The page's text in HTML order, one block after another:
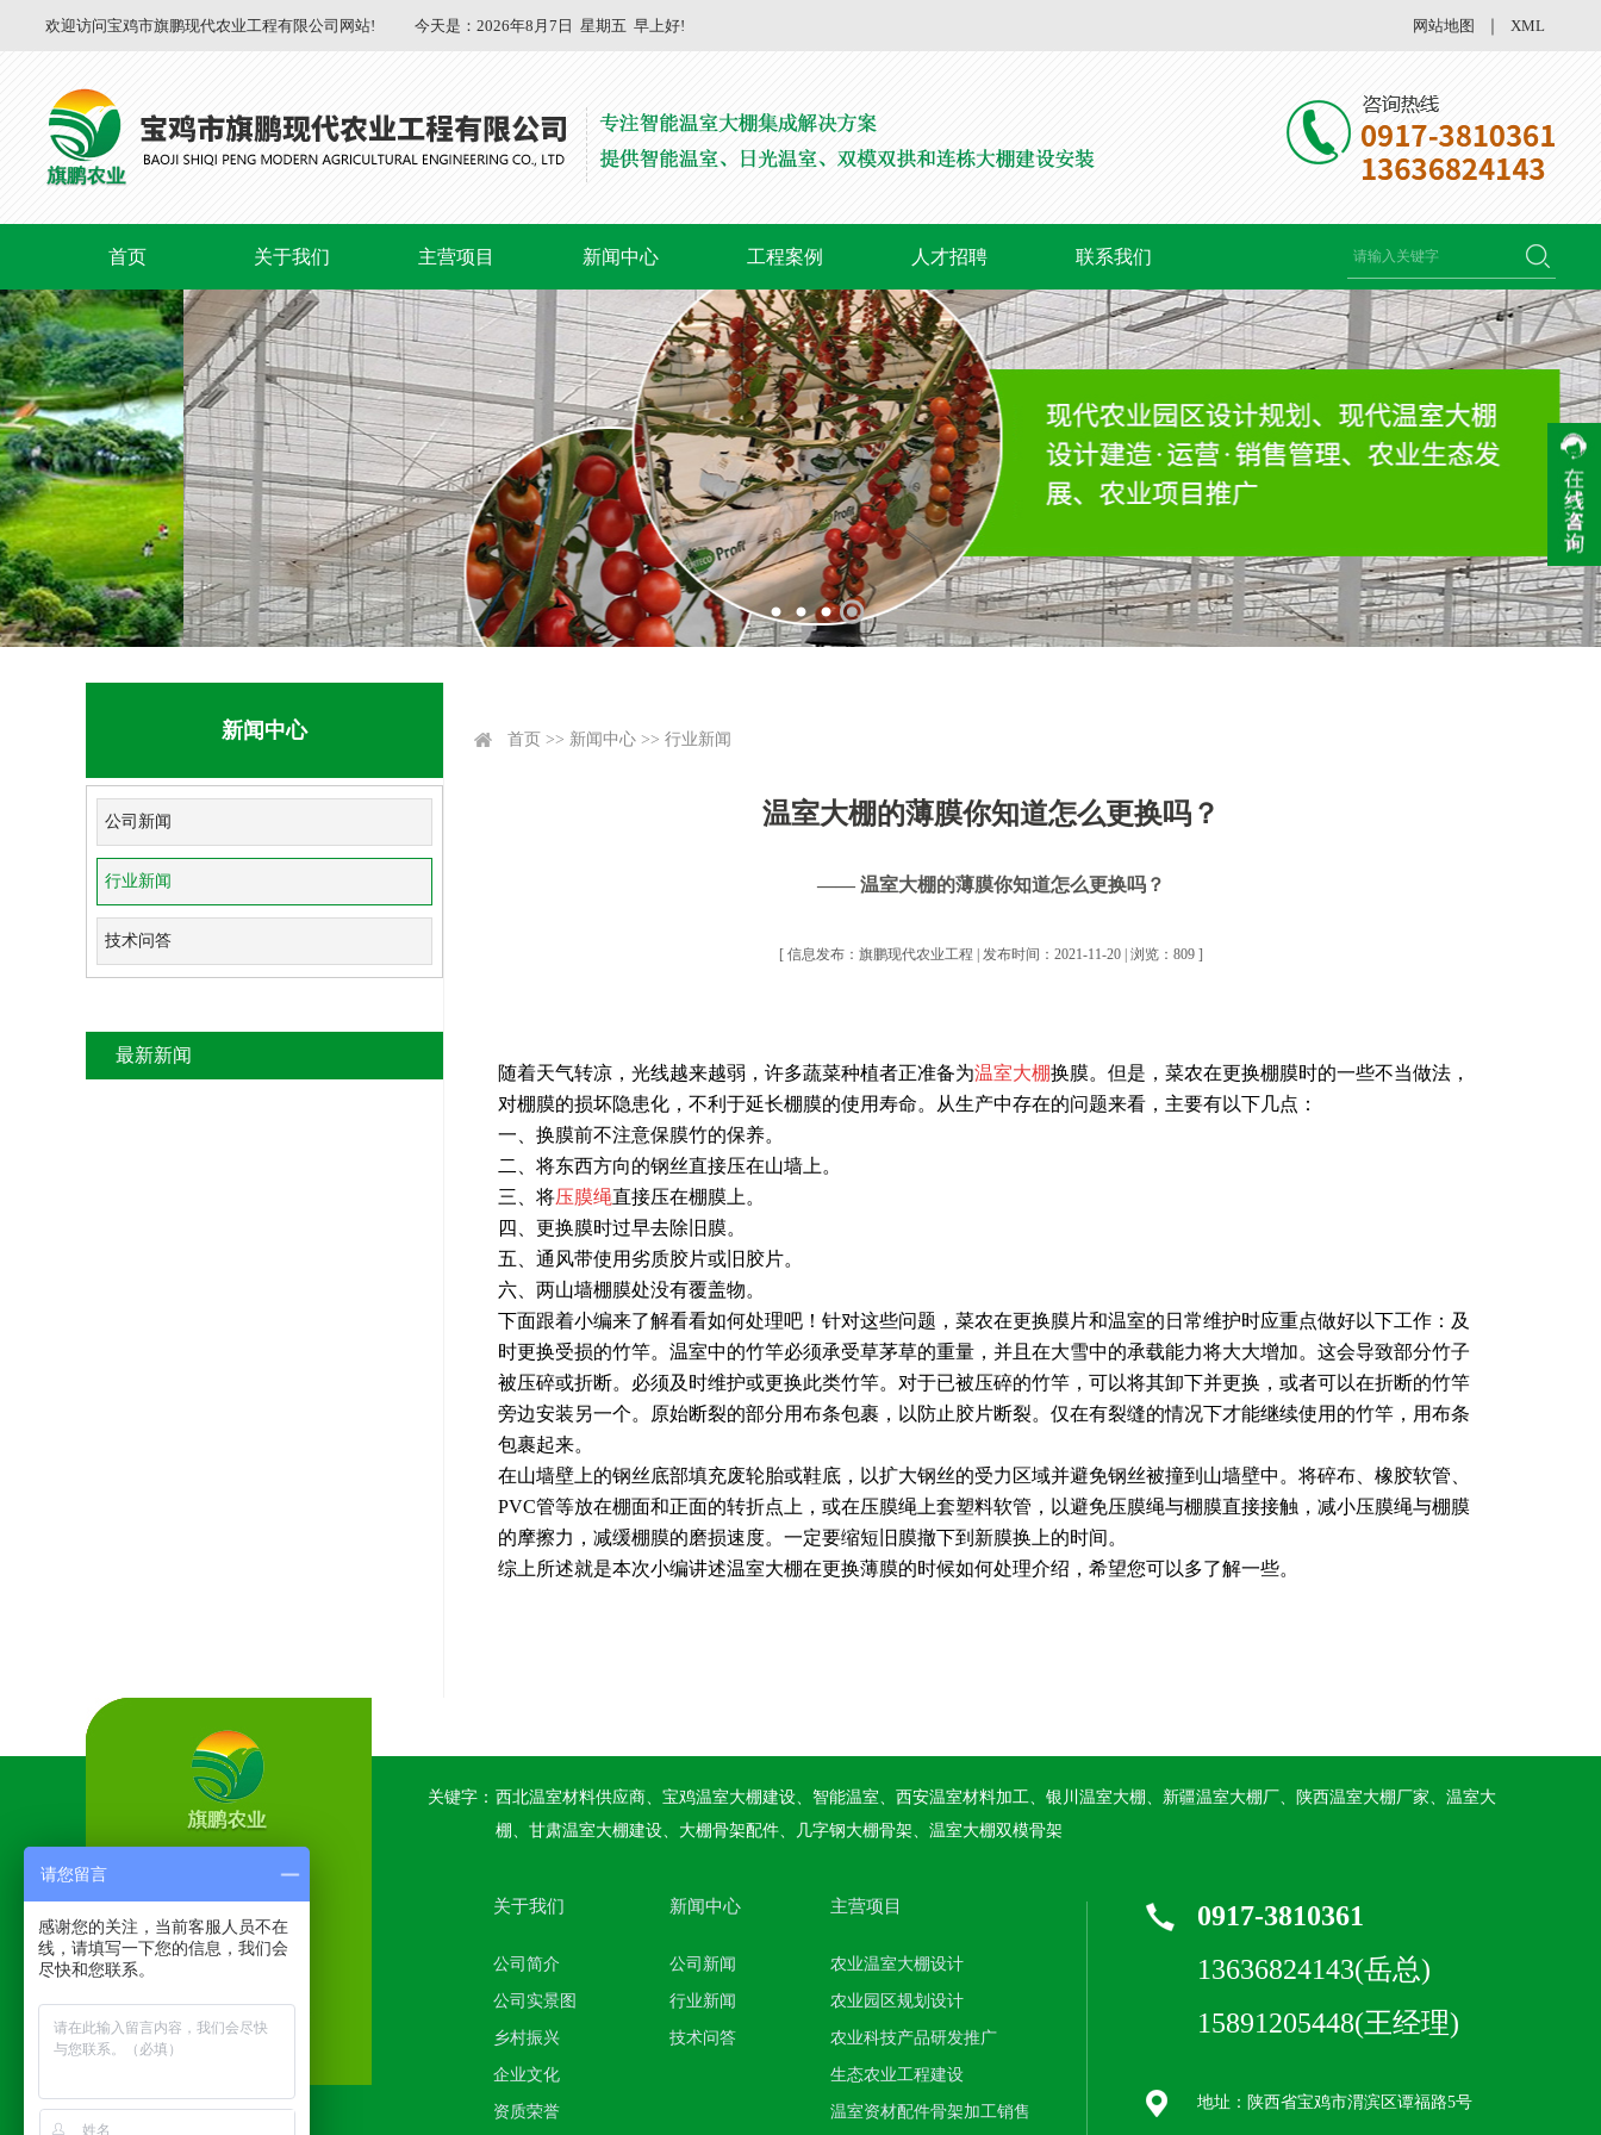
欢迎访问宝鸡市旗鹏现代农业工程有限公司网站! 今天是： 2026年8月7日 星期五 早上好! 网站地图 XML
首页 关于我们 主营项目 新闻中心 工程案例 人才招聘 联系我们
新闻中心
公司新闻
行业新闻
技术问答
最新新闻
首页 >> 新闻中心 >> 行业新闻
温室大棚的薄膜你知道怎么更换吗？
—— 温室大棚的薄膜你知道怎么更换吗？
[ 信息发布：旗鹏现代农业工程 | 发布时间：2021-11-20 | 浏览：809 ]
随着天气转凉，光线越来越弱，许多蔬菜种植者正准备为温室大棚换膜。但是，菜农在更换棚膜时的一些不当做法，
对棚膜的损坏隐患化，不利于延长棚膜的使用寿命。从生产中存在的问题来看，主要有以下几点：
一、换膜前不注意保膜竹的保养。
二、将东西方向的钢丝直接压在山墙上。
三、将压膜绳直接压在棚膜上。
四、更换膜时过早去除旧膜。
五、通风带使用劣质胶片或旧胶片。
六、两山墙棚膜处没有覆盖物。
下面跟着小编来了解看看如何处理吧！针对这些问题，菜农在更换膜片和温室的日常维护时应重点做好以下工作：及
时更换受损的竹竿。温室中的竹竿必须承受草茅草的重量，并且在大雪中的承载能力将大大增加。这会导致部分竹子
被压碎或折断。必须及时维护或更换此类竹竿。对于已被压碎的竹竿，可以将其卸下并更换，或者可以在折断的竹竿
旁边安装另一个。原始断裂的部分用布条包裹，以防止胶片断裂。仅在有裂缝的情况下才能继续使用的竹竿，用布条
包裹起来。
在山墙壁上的钢丝底部填充废轮胎或鞋底，以扩大钢丝的受力区域并避免钢丝被撞到山墙壁中。将碎布、橡胶软管、
PVC管等放在棚面和正面的转折点上，或在压膜绳上套塑料软管，以避免压膜绳与棚膜直接接触，减小压膜绳与棚膜
的摩擦力，减缓棚膜的磨损速度。一定要缩短旧膜撤下到新膜换上的时间。
综上所述就是本次小编讲述温室大棚在更换薄膜的时候如何处理介绍，希望您可以多了解一些。
关键字： 西北温室材料供应商、宝鸡温室大棚建设、智能温室、西安温室材料加工、银川温室大棚、新疆温室大棚厂、陕西温室大棚厂家、温室大
棚、甘肃温室大棚建设、大棚骨架配件、几字钢大棚骨架、温室大棚双模骨架
关于我们
公司简介
公司实景图
乡村振兴
企业文化
资质荣誉
新闻中心
公司新闻
行业新闻
技术问答
主营项目
农业温室大棚设计
农业园区规划设计
农业科技产品研发推广
生态农业工程建设
温室资材配件骨架加工销售
0917-3810361
13636824143(岳总)
15891205448(王经理)
地址：陕西省宝鸡市渭滨区谭福路5号
请您留言
感谢您的关注，当前客服人员不在
线，请填写一下您的信息，我们会
尽快和您联系。